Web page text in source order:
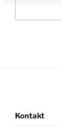
Kontakt